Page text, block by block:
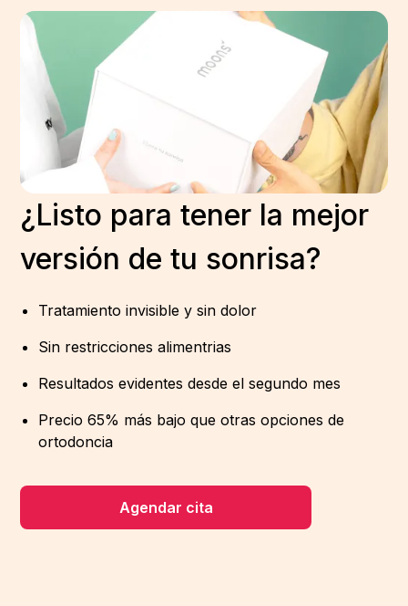
¿Listo para tener la mejor
versión de tu sonrisa?
Tratamiento invisible y sin dolor
Sin restricciones alimentrias
Resultados evidentes desde el segundo mes
Precio 65% más bajo que otras opciones de
ortodoncia
Agendar cita